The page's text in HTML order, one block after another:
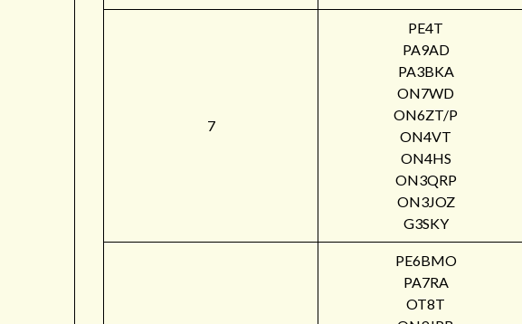
7
PE4T
PA9AD
PA3BKA
ON7WD
ON6ZT/P
ON4VT
ON4HS
ON3QRP
ON3JOZ
G3SKY
PE6BMO
PA7RA
OT8T